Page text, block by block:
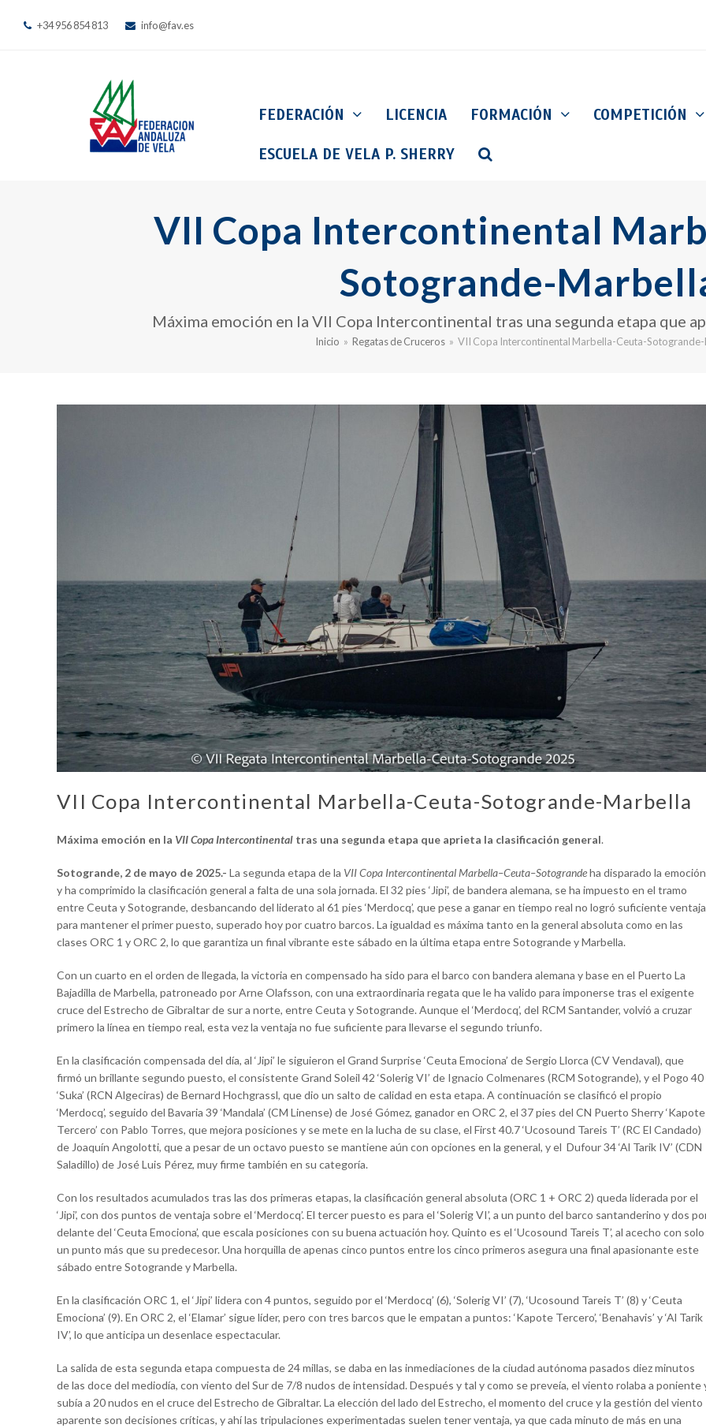
+34 956 854 813 info@fav.es
FEDERACIÓN LICENCIA FORMACIÓN COMPETICIÓN
ESCUELA DE VELA P. SHERRY
VII Copa Intercontinental
Sotogrande-
Máxima emoción en la VII Copa Intercontinental tras una segunda etapa que
Inicio » Regatas de Cruceros » VII Copa Intercontinental Marbella-Ceuta-
VII Copa Intercontinental Marbella-Ceuta-Sotogrande-Marbella
Máxima emoción en la VII Copa Intercontinental tras una segunda etapa que aprieta la clasificación general.
Sotogrande, 2 de mayo de 2025.- La segunda etapa de la VII Copa Intercontinental Marbella–Ceuta–Sotograndeha disparado la emoción
y ha comprimido la clasificación general a falta de una sola jornada. El 32 pies ‘Jipi’, de bandera alemana, se ha impuesto en el tramo
entre Ceuta y Sotogrande, desbancando del liderato al 61 pies ‘Merdocq’, que pese a ganar en tiempo real no logró suficiente ventaja
para mantener el primer puesto, superado hoy por cuatro barcos. La igualdad es máxima tanto en la general absoluta como en las
clases ORC 1 y ORC 2, lo que garantiza un final vibrante este sábado en la última etapa entre Sotogrande y Marbella.
Con un cuarto en el orden de llegada, la victoria en compensado ha sido para el barco con bandera alemana y base en el Puerto La
Bajadilla de Marbella, patroneado por Arne Olafsson, con una extraordinaria regata que le ha valido para imponerse tras el exigente
cruce del Estrecho de Gibraltar de sur a norte, entre Ceuta y Sotogrande. Aunque el ‘Merdocq’, del RCM Santander, volvió a cruzar
primero la línea en tiempo real, esta vez la ventaja no fue suficiente para llevarse el segundo triunfo.
En la clasificación compensada del día, al ‘Jipi’ le siguieron el Grand Surprise ‘Ceuta Emociona’ de Sergio Llorca (CV Vendaval), que
firmó un brillante segundo puesto, el consistente Grand Soleil 42 ‘Solerig VI’ de Ignacio Colmenares (RCM Sotogrande), y el Pogo 40
‘Suka’ (RCN Algeciras) de Bernard Hochgrassl, que dio un salto de calidad en esta etapa. A continuación se clasificó el propio
‘Merdocq’, seguido del Bavaria 39 ‘Mandala’ (CM Linense) de José Gómez, ganador en ORC 2, el 37 pies del CN Puerto Sherry ‘Kapote
Tercero’ con Pablo Torres, que mejora posiciones y se mete en la lucha de su clase, el First 40.7 ‘Ucosound Tareis T’ (RC El Candado)
de Joaquín Angolotti, que a pesar de un octavo puesto se mantiene aún con opciones en la general, y el Dufour 34 ‘Al Tarik IV’ (CDN
Saladillo) de José Luis Pérez, muy firme también en su categoría.
Con los resultados acumulados tras las dos primeras etapas, la clasificación general absoluta (ORC 1 + ORC 2) queda liderada por el
‘Jipi’, con dos puntos de ventaja sobre el ‘Merdocq’. El tercer puesto es para el ‘Solerig VI’, a un punto del barco santanderino y dos
delante del ‘Ceuta Emociona’, que escala posiciones con su buena actuación hoy. Quinto es el ‘Ucosound Tareis T’, al acecho con solo
un punto más que su predecesor. Una horquilla de apenas cinco puntos entre los cinco primeros asegura una final apasionante este
sábado entre Sotogrande y Marbella.
En la clasificación ORC 1, el ‘Jipi’ lidera con 4 puntos, seguido por el ‘Merdocq’ (6), ‘Solerig VI’ (7), ‘Ucosound Tareis T’ (8) y ‘Ceuta
Emociona’ (9). En ORC 2, el ‘Elamar’ sigue líder, pero con tres barcos que le empatan a puntos: ‘Kapote Tercero’, ‘Benahavis’ y ‘Al Tarik
IV’, lo que anticipa un desenlace espectacular.
La salida de esta segunda etapa compuesta de 24 millas, se daba en las inmediaciones de la ciudad autónoma pasados diez minutos
de las doce del mediodía, con viento del Sur de 7/8 nudos de intensidad. Después y tal y como se preveía, el viento rolaba a poniente
subía a 20 nudos en el cruce del Estrecho de Gibraltar. La elección del lado del Estrecho, el momento del cruce y la gestión del viento
aparente son decisiones críticas, y ahí las tripulaciones experimentadas suelen tener ventaja, ya que cada minuto de más en una